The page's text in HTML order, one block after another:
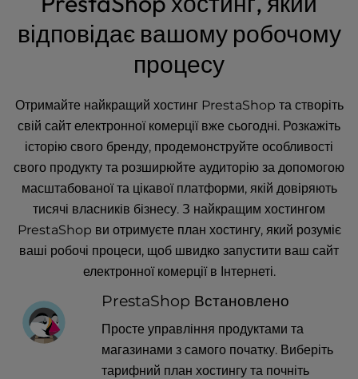
відповідає вашому робочому
процесу
Отримайте найкращий хостинг PrestaShop та створіть
свій сайт електронної комерції вже сьогодні. Розкажіть
історію свого бренду, продемонструйте особливості
свого продукту та розширюйте аудиторію за допомогою
масштабованої та цікавої платформи, якій довіряють
тисячі власників бізнесу. З найкращим хостингом
PrestaShop ви отримуєте план хостингу, який розуміє
ваші робочі процеси, щоб швидко запустити ваш сайт
електронної комерції в Інтернеті.
PrestaShop Встановлено
Просте управління продуктами та
магазинами з самого початку. Виберіть
тарифний план хостингу та почніть